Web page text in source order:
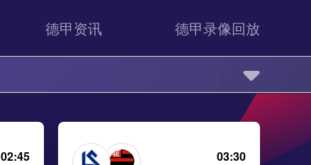
德甲资讯 德甲录像回放
02:45 03:30